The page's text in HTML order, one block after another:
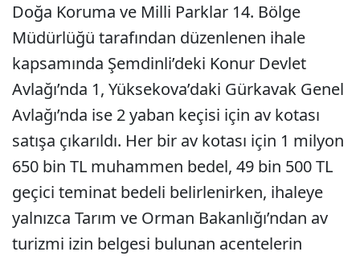
Doğa Koruma ve Milli Parklar 14. Bölge
Müdürlüğü tarafından düzenlenen ihale
kapsamında Şemdinli’deki Konur Devlet
Avlağı’nda 1, Yüksekova’daki Gürkavak Genel
Avlağı’nda ise 2 yaban keçisi için av kotası
satışa çıkarıldı. Her bir av kotası için 1 milyon
650 bin TL muhammen bedel, 49 bin 500 TL
geçici teminat bedeli belirlenirken, ihaleye
yalnızca Tarım ve Orman Bakanlığı’ndan av
turizmi izin belgesi bulunan acentelerin